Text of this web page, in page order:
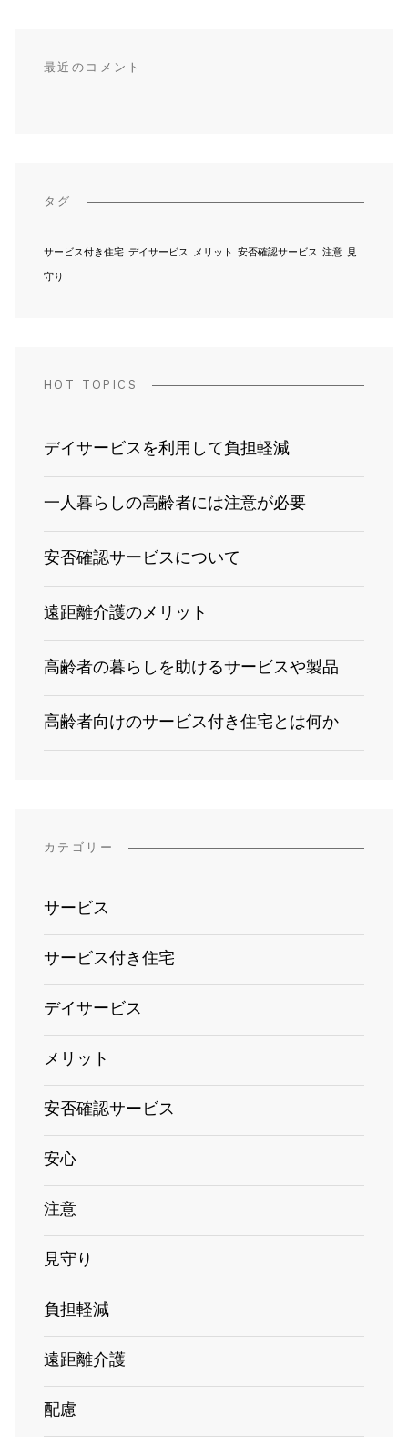
最近のコメント
タグ
サービス付き住宅 デイサービス メリット 安否確認サービス 注意 見
守り
HOT TOPICS
デイサービスを利用して負担軽減
一人暮らしの高齢者には注意が必要
安否確認サービスについて
遠距離介護のメリット
高齢者の暮らしを助けるサービスや製品
高齢者向けのサービス付き住宅とは何か
カテゴリー
サービス
サービス付き住宅
デイサービス
メリット
安否確認サービス
安心
注意
見守り
負担軽減
遠距離介護
配慮